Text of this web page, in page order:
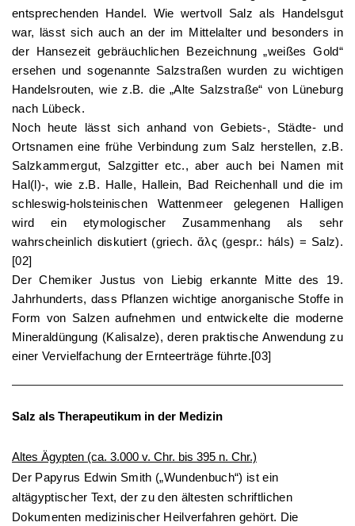
entsprechenden Handel. Wie wertvoll Salz als Handelsgut
war, lässt sich auch an der im Mittelalter und besonders in
der Hansezeit gebräuchlichen Bezeichnung „weißes Gold“
ersehen und sogenannte Salzstraßen wurden zu wichtigen
Handelsrouten, wie z.B. die „Alte Salzstraße“ von Lüneburg
nach Lübeck.
Noch heute lässt sich anhand von Gebiets-, Städte- und
Ortsnamen eine frühe Verbindung zum Salz herstellen, z.B.
Salzkammergut, Salzgitter etc., aber auch bei Namen mit
Hal(l)-, wie z.B. Halle, Hallein, Bad Reichenhall und die im
schleswig-holsteinischen Wattenmeer gelegenen Halligen
wird ein etymologischer Zusammenhang als sehr
wahrscheinlich diskutiert (griech. ἅλς (gespr.: háls) = Salz).
[02]
Der Chemiker Justus von Liebig erkannte Mitte des 19.
Jahrhunderts, dass Pflanzen wichtige anorganische Stoffe in
Form von Salzen aufnehmen und entwickelte die moderne
Mineraldüngung (Kalisalze), deren praktische Anwendung zu
einer Vervielfachung der Ernteerträge führte.[03]
Salz als Therapeutikum in der Medizin
Altes Ägypten (ca. 3.000 v. Chr. bis 395 n. Chr.)
Der Papyrus Edwin Smith („Wundenbuch“) ist ein
altägyptischer Text, der zu den ältesten schriftlichen
Dokumenten medizinischer Heilverfahren gehört. Die